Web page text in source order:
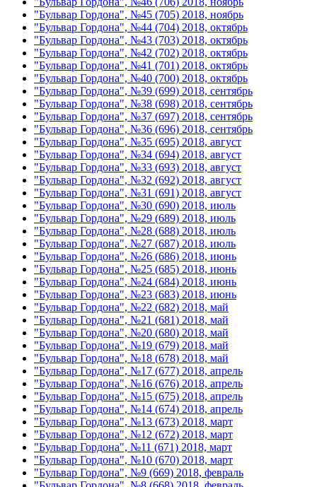
"Бульвар Гордона", №45 (705) 2018, ноябрь
"Бульвар Гордона", №44 (704) 2018, октябрь
"Бульвар Гордона", №43 (703) 2018, октябрь
"Бульвар Гордона", №42 (702) 2018, октябрь
"Бульвар Гордона", №41 (701) 2018, октябрь
"Бульвар Гордона", №40 (700) 2018, октябрь
"Бульвар Гордона", №39 (699) 2018, сентябрь
"Бульвар Гордона", №38 (698) 2018, сентябрь
"Бульвар Гордона", №37 (697) 2018, сентябрь
"Бульвар Гордона", №36 (696) 2018, сентябрь
"Бульвар Гордона", №35 (695) 2018, август
"Бульвар Гордона", №34 (694) 2018, август
"Бульвар Гордона", №33 (693) 2018, август
"Бульвар Гордона", №32 (692) 2018, август
"Бульвар Гордона", №31 (691) 2018, август
"Бульвар Гордона", №30 (690) 2018, июль
"Бульвар Гордона", №29 (689) 2018, июль
"Бульвар Гордона", №28 (688) 2018, июль
"Бульвар Гордона", №27 (687) 2018, июль
"Бульвар Гордона", №26 (686) 2018, июнь
"Бульвар Гордона", №25 (685) 2018, июнь
"Бульвар Гордона", №24 (684) 2018, июнь
"Бульвар Гордона", №23 (683) 2018, июнь
"Бульвар Гордона", №22 (682) 2018, май
"Бульвар Гордона", №21 (681) 2018, май
"Бульвар Гордона", №20 (680) 2018, май
"Бульвар Гордона", №19 (679) 2018, май
"Бульвар Гордона", №18 (678) 2018, май
"Бульвар Гордона", №17 (677) 2018, апрель
"Бульвар Гордона", №16 (676) 2018, апрель
"Бульвар Гордона", №15 (675) 2018, апрель
"Бульвар Гордона", №14 (674) 2018, апрель
"Бульвар Гордона", №13 (673) 2018, март
"Бульвар Гордона", №12 (672) 2018, март
"Бульвар Гордона", №11 (671) 2018, март
"Бульвар Гордона", №10 (670) 2018, март
"Бульвар Гордона", №9 (669) 2018, февраль